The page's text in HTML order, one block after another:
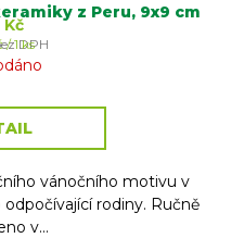
z Peru, 9x9 cm
DPH
Kč
/ 1 ks
vánočního motivu v
rodiny. Ručně
v...